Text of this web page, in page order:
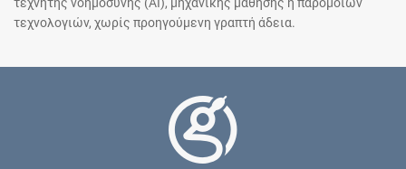
τεχνητής νοημοσύνης (AI), μηχανικής μάθησης ή παρόμοιων
τεχνολογιών, χωρίς προηγούμενη γραπτή άδεια.